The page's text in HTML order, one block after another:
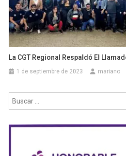
La CGT Regional Respaldó El
1 de septiembre de 2023 mariano